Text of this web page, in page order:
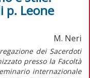
p. Leone
M. Neri
dei Sacerdoti
presso la Facoltà
internazionale